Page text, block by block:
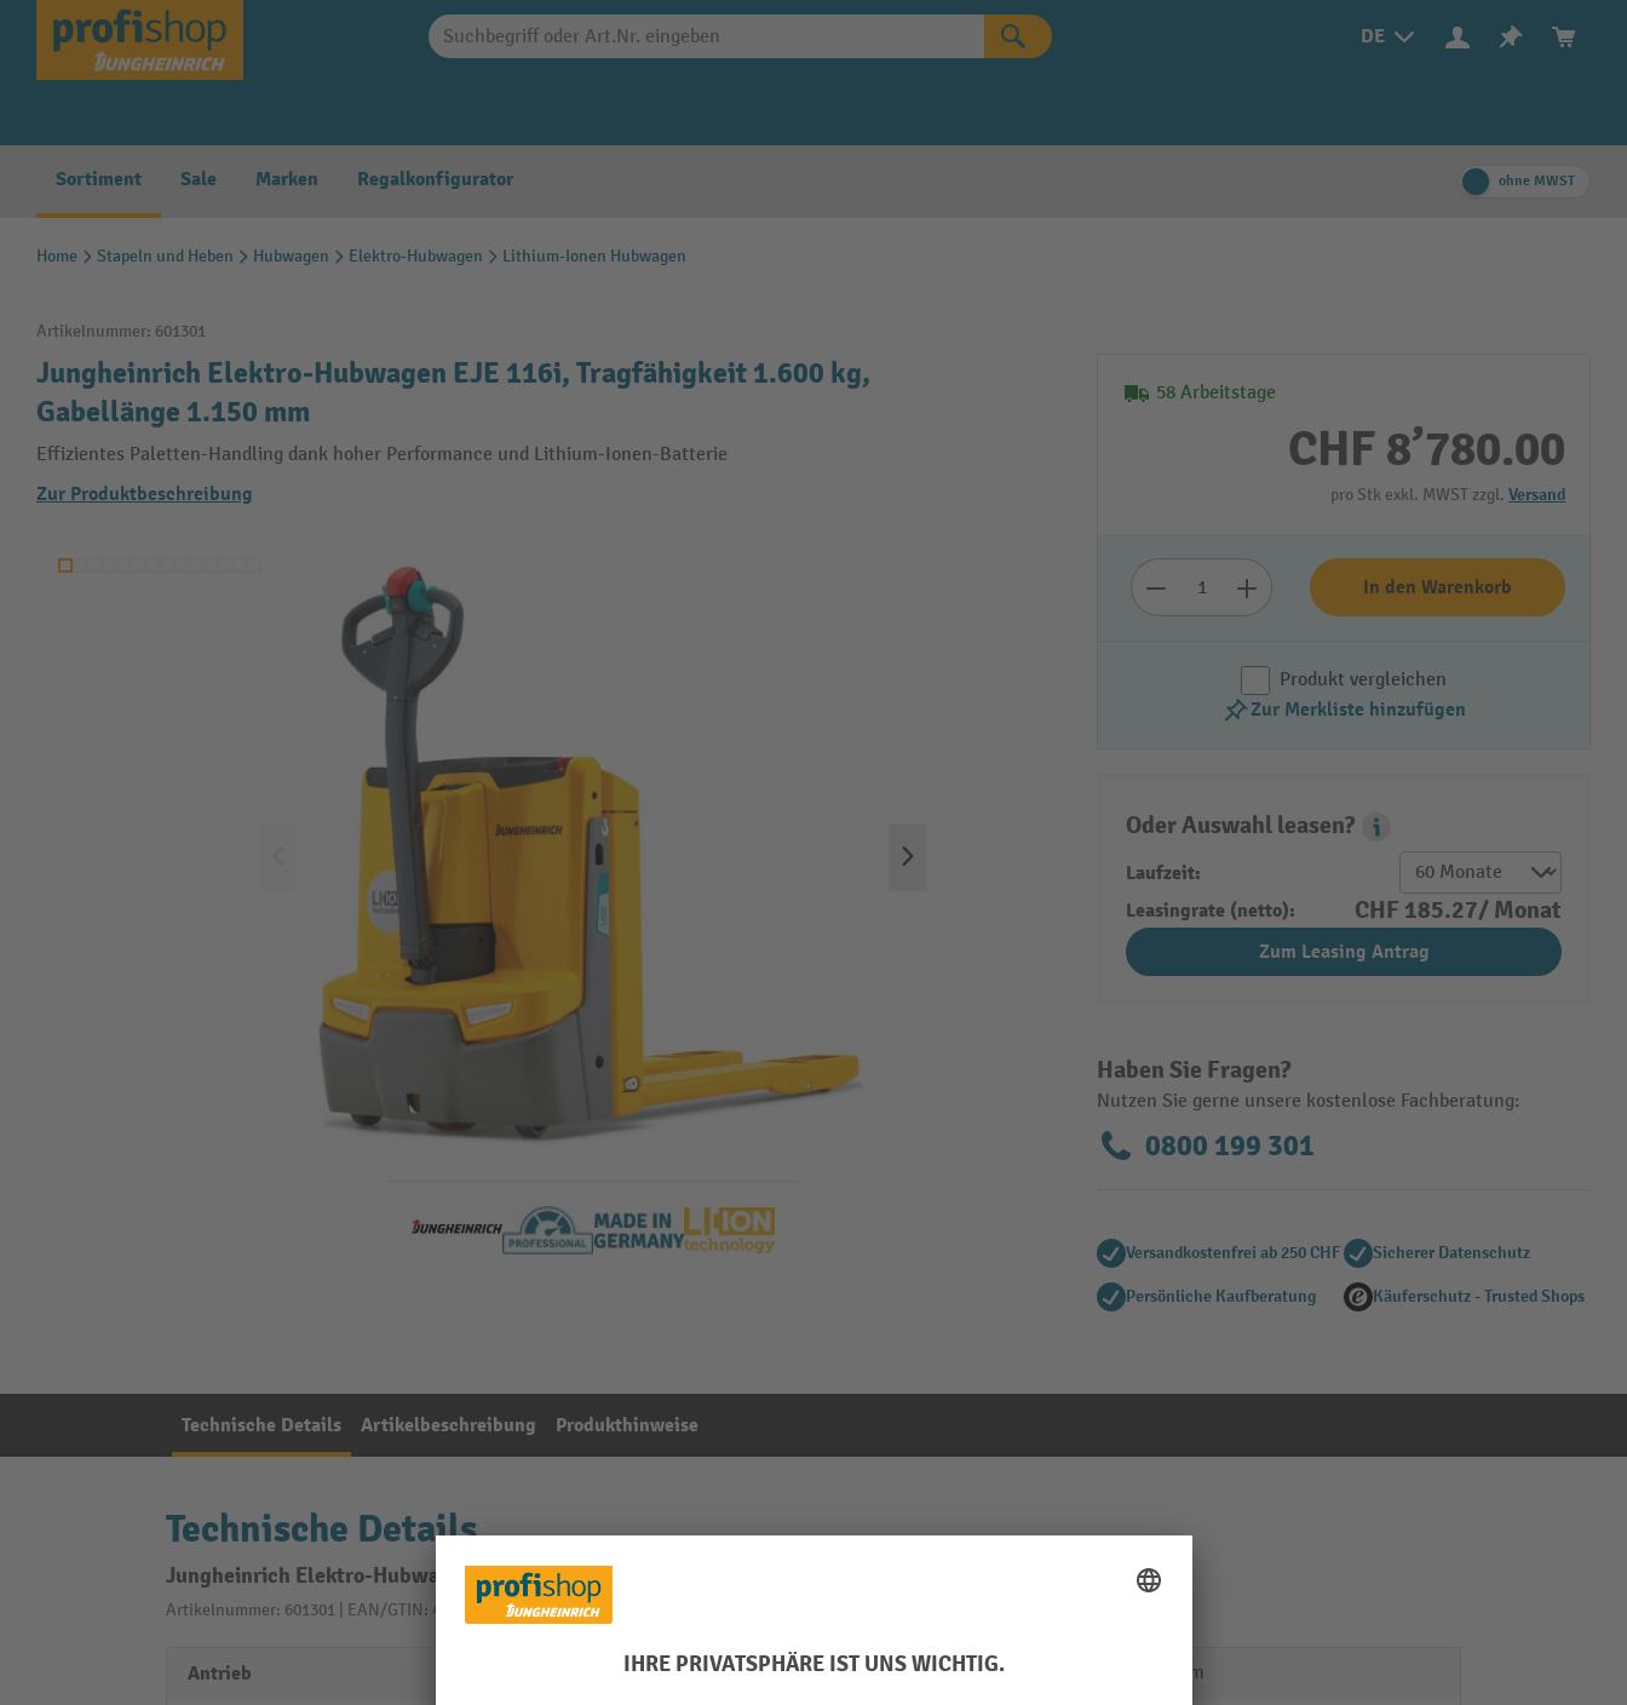
Zur Hauptnavigation springen DE
Sortiment Sale Marken Regalkonfigurator ohne MWST
Home Stapeln und Heben Hubwagen Elektro-Hubwagen Lithium-Ionen Hubwagen
Artikelnummer: 601301
Jungheinrich Elektro-Hubwagen EJE 116i, Tragfähigkeit 1.600 kg,
Gabellänge 1.150 mm
Effizientes Paletten-Handling dank hoher Performance und Lithium-Ionen-Batterie
Zur Produktbeschreibung
58 Arbeitstage
CHF 8’780.00
pro Stk exkl. MWST zzgl. Versand
In den Warenkorb
Produkt vergleichen
Zur Merkliste hinzufügen
Haben Sie Fragen?
Nutzen Sie gerne unsere kostenlose Fachberatung:
0800 199 301
Oder Auswahl leasen?
Leasing Popover
Laufzeit:
Leasingrate (netto):
CHF 185.27/ Monat
Zum Leasing Antrag
Versandkostenfrei ab 250 CHF Sicherer Datenschutz
Persönliche Kaufberatung Käuferschutz - Trusted Shops
Technische Details Artikelbeschreibung Produkthinweise
Technische Details
Jungheinrich Elektro-Hubwagen EJE 116i, Tragfähigkeit 1.600 kg, Gabellänge 1.150 mm
Artikelnummer: 601301 | EAN/GTIN: 4055091323350Aus der Kategorie:
Antrieb Gabel Tragbreite 535 mm